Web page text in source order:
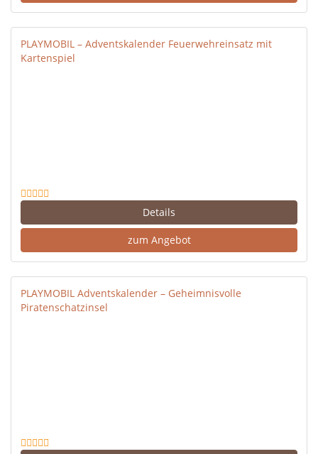
PLAYMOBIL – Adventskalender Feuerwehreinsatz mit
Kartenspiel
Details
zum Angebot
PLAYMOBIL Adventskalender – Geheimnisvolle
Piratenschatzinsel